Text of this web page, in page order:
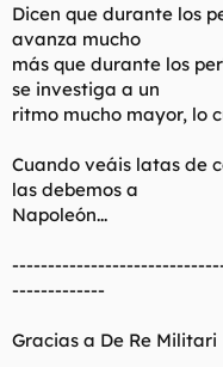
Dicen que durante los
avanza mucho
más que durante los
se investiga a un
ritmo mucho mayor, lo
Cuando veáis latas de
las debemos a
Napoleón...
-------------
Gracias a De Re Militari